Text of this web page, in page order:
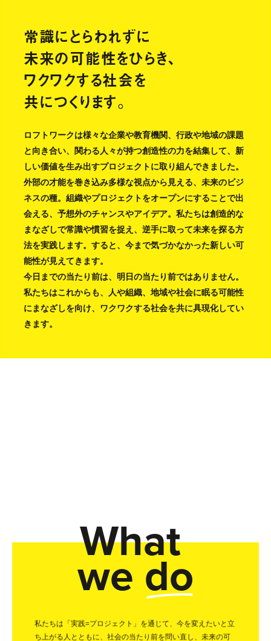
常識にとらわれずに
未来の可能性をひらき、
ワクワクする社会を
共につくります。
ロフトワークは様々な企業や教育機関、行政や地域の課題
と向き合い、関わる人々が持つ創造性の力を結集して、新
しい価値を生み出すプロジェクトに取り組んできました。
外部の才能を巻き込み多様な視点から見える、未来のビジ
ネスの種。組織やプロジェクトをオープンにすることで出
会える、予想外のチャンスやアイデア。私たちは創造的な
まなざしで常識や慣習を捉え、逆手に取って未来を探る方
法を実践します。すると、今まで気づかなかった新しい可
能性が見えてきます。
今日までの当たり前は、明日の当たり前ではありません。
私たちはこれからも、人や組織、地域や社会に眠る可能性
にまなざしを向け、ワクワクする社会を共に具現化してい
きます。
What
we do
私たちは「実践=プロジェクト」を通じて、今を変えたいと立
ち上がる人とともに、社会の当たり前を問い直し、未来の可